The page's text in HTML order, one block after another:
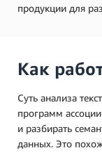
продукции для
Как
Суть анализа
программ
и разбирать
данных. Это